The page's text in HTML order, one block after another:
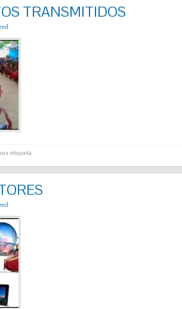
TRANSMITIDOS
etiqueta